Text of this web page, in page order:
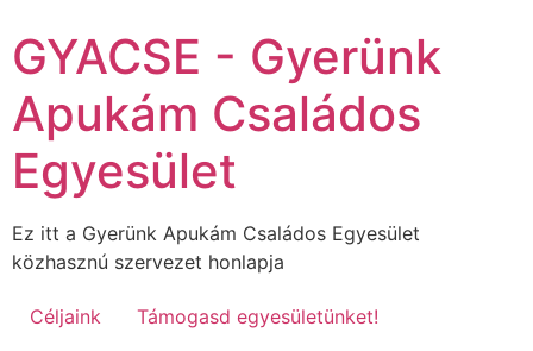
tartalomhoz
GYACSE - Gyerünk
Apukám Családos
Egyesület
Ez itt a Gyerünk Apukám Családos Egyesület
közhasznú szervezet honlapja
Céljaink
Támogasd egyesületünket!